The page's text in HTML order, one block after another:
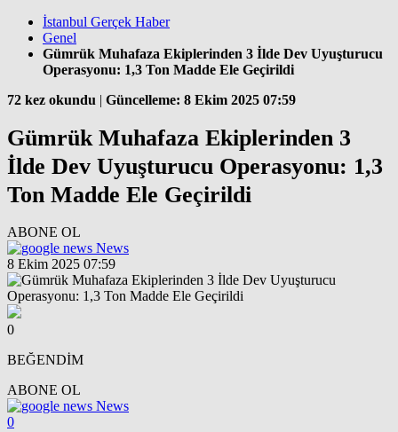
İstanbul Gerçek Haber
Genel
Gümrük Muhafaza Ekiplerinden 3 İlde Dev Uyuşturucu
Operasyonu: 1,3 Ton Madde Ele Geçirildi
72 kez okundu | Güncelleme: 8 Ekim 2025 07:59
Gümrük Muhafaza Ekiplerinden 3
İlde Dev Uyuşturucu Operasyonu: 1,3
Ton Madde Ele Geçirildi
ABONE OL
News
8 Ekim 2025 07:59
0
BEĞENDİM
ABONE OL
News
0